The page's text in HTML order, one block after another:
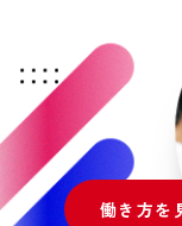
働き方を